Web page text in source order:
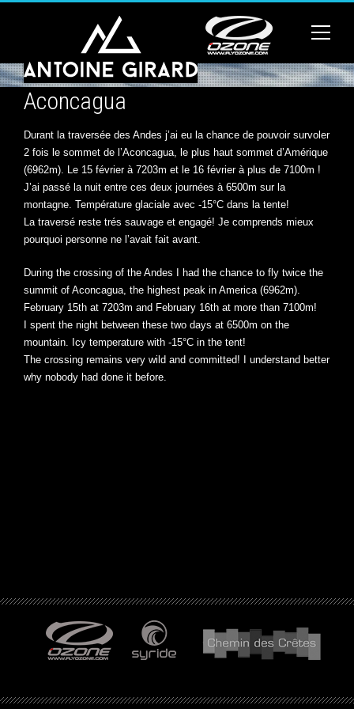
Aconcagua
Durant la traversée des Andes j’ai eu la chance de pouvoir survoler
2 fois le sommet de l’Aconcagua, le plus haut sommet d’Amérique
(6962m). Le 15 février à 7203m et le 16 février à plus de 7100m !
J’ai passé la nuit entre ces deux journées à 6500m sur la
montagne. Température glaciale avec -15°C dans la tente!
La traversé reste trés sauvage et engagé! Je comprends mieux
pourquoi personne ne l’avait fait avant.
During the crossing of the Andes I had the chance to fly twice the
summit of Aconcagua, the highest peak in America (6962m).
February 15th at 7203m and February 16th at more than 7100m!
I spent the night between these two days at 6500m on the
mountain. Icy temperature with -15°C in the tent!
The crossing remains very wild and committed! I understand better
why nobody had done it before.